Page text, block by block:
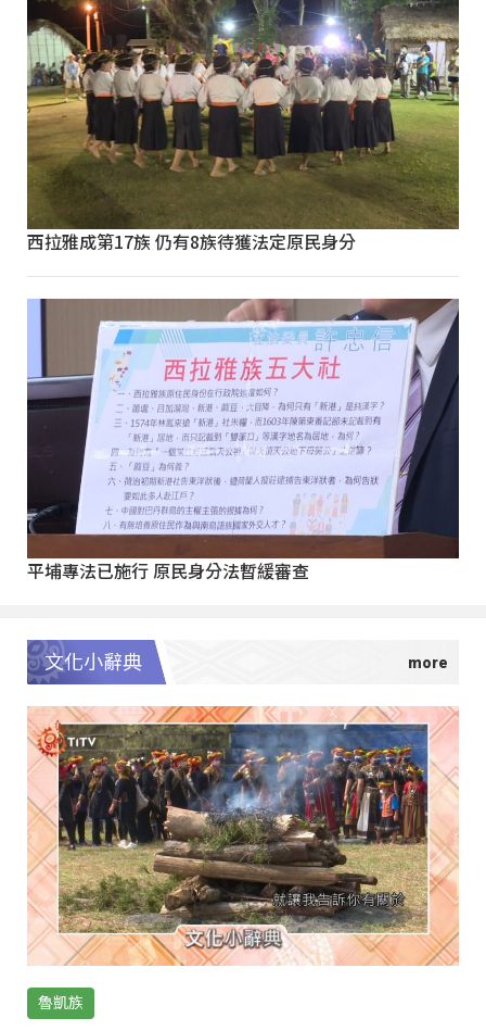
西拉雅成第17族 仍有8族待獲法定原民身分
平埔專法已施行 原民身分法暫緩審查
文化小辭典
魯凱族